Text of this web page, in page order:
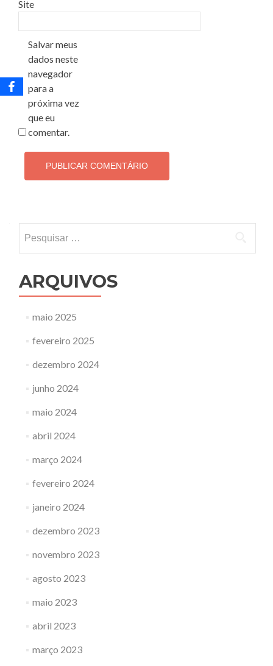
Site
Salvar meus
dados neste
navegador
para a
próxima vez
que eu
comentar.
por:
ARQUIVOS
maio 2025
fevereiro 2025
dezembro 2024
junho 2024
maio 2024
abril 2024
março 2024
fevereiro 2024
janeiro 2024
dezembro 2023
novembro 2023
agosto 2023
maio 2023
abril 2023
março 2023